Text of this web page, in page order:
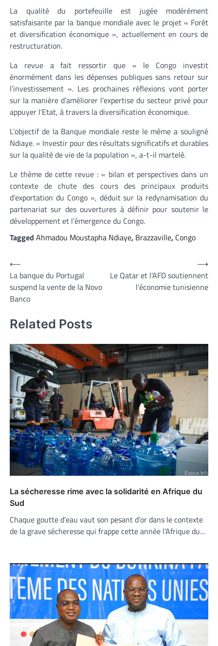
La qualité du portefeuille est jugée modérément
satisfaisante par la banque mondiale avec le projet « Forêt
et diversification économique », actuellement en cours de
restructuration.
La revue a fait ressortir que « le Congo investit
énormément dans les dépenses publiques sans retour sur
l’investissement ». Les prochaines réflexions vont porter
sur la manière d’améliorer l’expertise du secteur privé pour
appuyer l’Etat, à travers la diversification économique.
L’objectif de la Banque mondiale reste le même a souligné
Ndiaye. « Investir pour des résultats significatifs et durables
sur la qualité de vie de la population », a-t-il martelé.
Le thème de cette revue : « bilan et perspectives dans un
contexte de chute des cours des principaux produits
d’exportation du Congo », déduit sur la redynamisation du
partenariat sur des ouvertures à définir pour soutenir le
développement et l’émergence du Congo.
Tagged Ahmadou Moustapha Ndiaye, Brazzaville, Congo
Navigation
de
l’article
⟵
La banque du Portugal
suspend la vente de la Novo
Banco
Le Qatar et l’AFD soutiennent
l’économie tunisienne
⟶
Related Posts
La sécheresse rime avec la solidarité en Afrique du
Sud
Chaque goutte d’eau vaut son pesant d’or dans le contexte
de la grave sécheresse qui frappe cette année l’Afrique du…